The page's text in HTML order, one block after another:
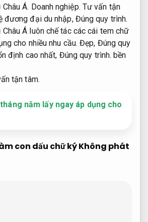
Á. Doanh nghiệp. Tư vấn tận
đương đại du nhập, Đúng quy trình.
Á luôn chế tác các cái tem chữ
cho nhiều nhu cầu. Đẹp, Đúng quy
định cao nhất, Đúng quy trình. bền
tận tâm.
năm lấy ngay áp dụng cho
con dấu chữ kýKhông phát